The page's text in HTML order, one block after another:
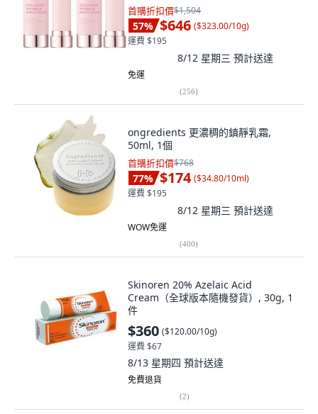
首購折扣價$1,504
57% $646 ($323.00/10g)
運費 $195
8/12 星期三 預計送達
免運
(256)
ongredients 更濃稠的鎮靜乳霜,
50ml, 1個
首購折扣價$768
77% $174 ($34.80/10ml)
運費 $195
8/12 星期三 預計送達
WOW免運
(400)
Skinoren 20% Azelaic Acid
Cream（全球版本隨機發貨）, 30g, 1
件
$360 ($120.00/10g)
運費 $67
8/13 星期四 預計送達
免費退貨
(2)